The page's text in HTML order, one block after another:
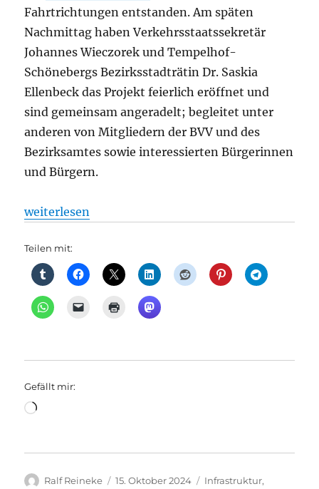
Fahrtrichtungen entstanden. Am späten
Nachmittag haben Verkehrsstaatssekretär
Johannes Wieczorek und Tempelhof-
Schönebergs Bezirksstadträtin Dr. Saskia
Ellenbeck das Projekt feierlich eröffnet und
sind gemeinsam angeradelt; begleitet unter
anderen von Mitgliedern der BVV und des
Bezirksamtes sowie interessierten Bürgerinnen
und Bürgern.
„Neue Radverkehrsanlage auf der Hauptstraße in
weiterlesen
Teilen mit:
Gefällt mir:
Wird
Autor
Ralf Reineke
Veröffentlicht
15. Oktober 2024 Kategorien
Infrastruktur,